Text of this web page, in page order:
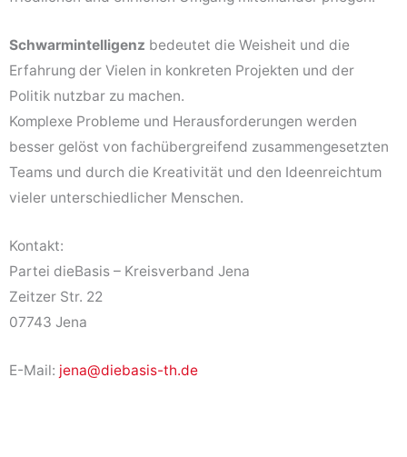
Schwarmintelligenz bedeutet die Weisheit und die
Erfahrung der Vielen in konkreten Projekten und der
Politik nutzbar zu machen.
Komplexe Probleme und Herausforderungen werden
besser gelöst von fachübergreifend zusammengesetzten
Teams und durch die Kreativität und den Ideenreichtum
vieler unterschiedlicher Menschen.
Kontakt:
Partei dieBasis – Kreisverband Jena
Zeitzer Str. 22
07743 Jena
E-Mail: jena@diebasis-th.de